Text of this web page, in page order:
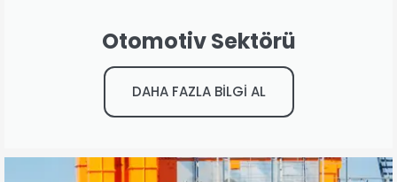
Otomotiv Sektörü
DAHA FAZLA BİLGİ AL